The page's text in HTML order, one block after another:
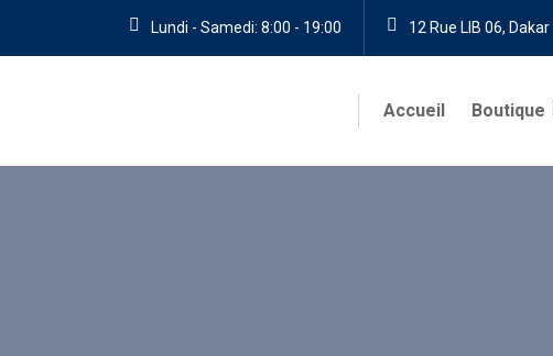
Lundi - Samedi: 8:00 - 19:00 12 Rue LIB 06, Dakar
Accueil Boutique